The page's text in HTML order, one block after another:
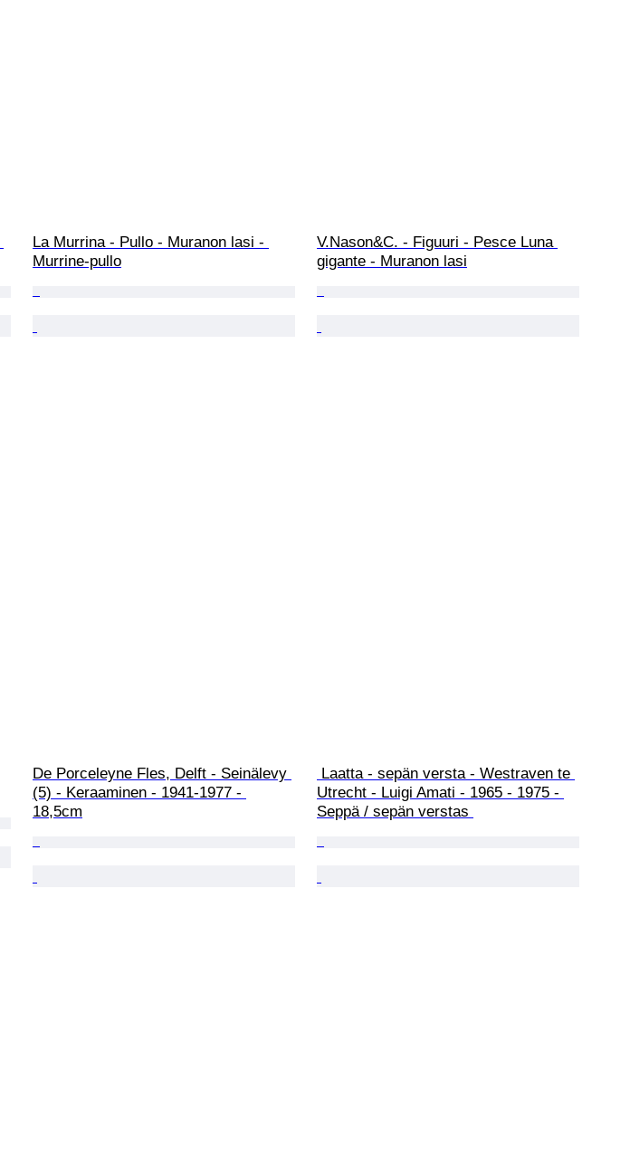
La Murrina - Pullo - Muranon lasi -
Murrine-pullo
V.Nason&C. - Figuuri - Pesce Luna
gigante - Muranon lasi
De Porceleyne Fles, Delft - Seinälevy
(5) - Keraaminen - 1941-1977 -
18,5cm
Utrecht - Luigi Amati - 1965 - 1975 -
Seppä / sepän verstas